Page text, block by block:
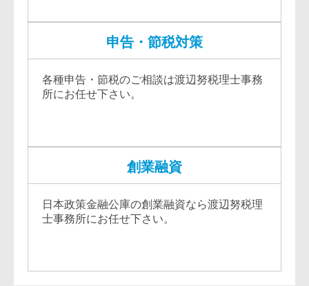
申告・節税対策
各種申告・節税のご相談は渡辺努税理士事務
所にお任せ下さい。
創業融資
日本政策金融公庫の創業融資なら渡辺努税理
士事務所にお任せ下さい。